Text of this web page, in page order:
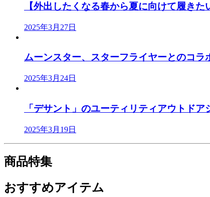
【外出したくなる春から夏に向けて履き
2025年3月27日
ムーンスター、スターフライヤーとのコラ
2025年3月24日
「デサント」のユーティリティアウトド
2025年3月19日
商品特集
おすすめアイテム